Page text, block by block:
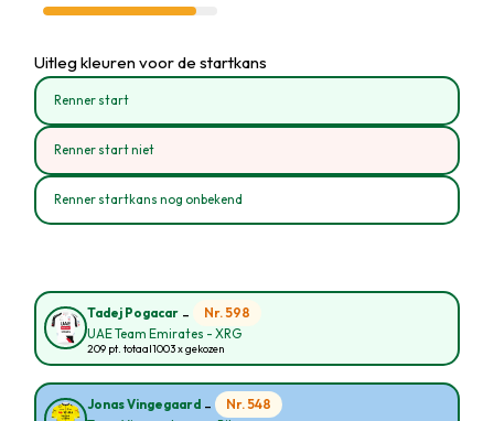
Uitleg kleuren voor de startkans
Renner start
Renner start niet
Renner startkans nog onbekend
Tadej Pogacar - Nr. 598
UAE Team Emirates - XRG
209 pt. totaal1003 x gekozen
Jonas Vingegaard - Nr. 548